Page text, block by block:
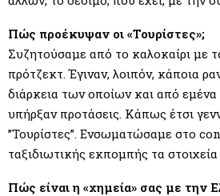
Πώς προέκυψαν οι «Τουρίστες»;
Συζητούσαμε από το καλοκαίρι με
πρότζεκτ. Έγιναν, λοιπόν, κάποια
διάρκεια των οποίων και από
υπήρξαν προτάσεις. Κάπως έτσι
”Τουρίστες”. Ενσωματώσαμε στο
ταξιδιωτικής εκπομπής τα
Πώς είναι η «χημεία» σας με την